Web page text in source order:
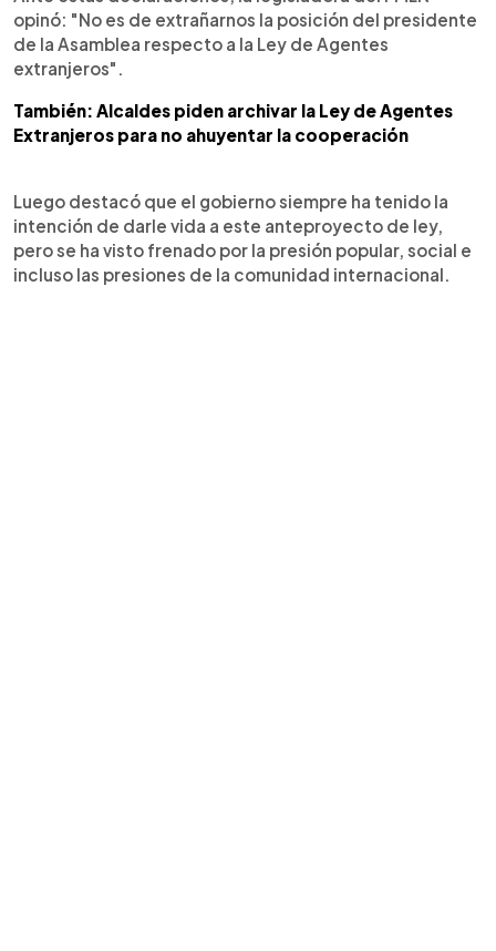
opinó: "No es de extrañarnos la posición del presidente
de la Asamblea respecto a la Ley de Agentes
extranjeros".
También: Alcaldes piden archivar la Ley de Agentes
Extranjeros para no ahuyentar la cooperación
Luego destacó que el gobierno siempre ha tenido la
intención de darle vida a este anteproyecto de ley,
pero se ha visto frenado por la presión popular, social e
incluso las presiones de la comunidad internacional.